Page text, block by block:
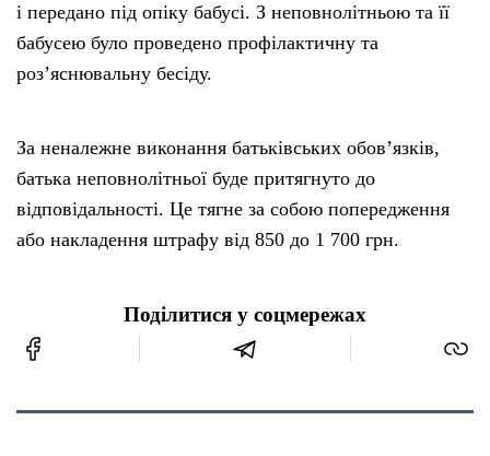
і передано під опіку бабусі. З неповнолітньою та її
бабусею було проведено профілактичну та
роз’яснювальну бесіду.
За неналежне виконання батьківських обов’язків,
батька неповнолітньої буде притягнуто до
відповідальності. Це тягне за собою попередження
або накладення штрафу від 850 до 1 700 грн.
Поділитися у соцмережах